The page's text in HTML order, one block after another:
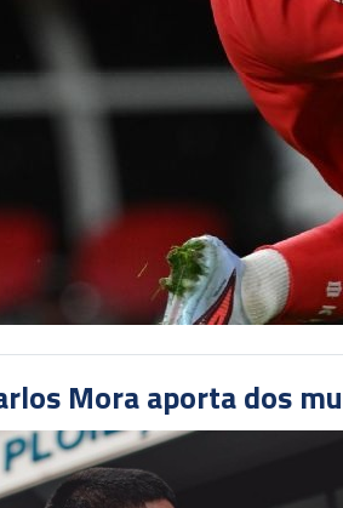
Mora aporta dos